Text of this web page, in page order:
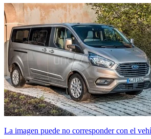
La imagen puede no corresponder con el